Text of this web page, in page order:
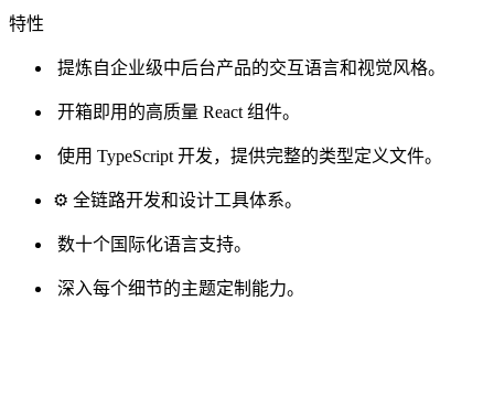
特性
提炼自企业级中后台产品的交互语言和视觉风格。
开箱即用的高质量 React 组件。
使用 TypeScript 开发，提供完整的类型定义文件。
⚙️ 全链路开发和设计工具体系。
数十个国际化语言支持。
深入每个细节的主题定制能力。